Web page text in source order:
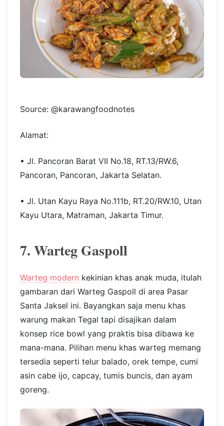
Source: @karawangfoodnotes
Alamat:
• Jl. Pancoran Barat VII No.18, RT.13/RW.6,
Pancoran, Pancoran, Jakarta Selatan.
• Jl. Utan Kayu Raya No.111b, RT.20/RW.10, Utan
Kayu Utara, Matraman, Jakarta Timur.
7. Warteg Gaspoll
Warteg modern kekinian khas anak muda, itulah
gambaran dari Warteg Gaspoll di area Pasar
Santa Jaksel ini. Bayangkan saja menu khas
warung makan Tegal tapi disajikan dalam
konsep rice bowl yang praktis bisa dibawa ke
mana-mana. Pilihan menu khas warteg memang
tersedia seperti telur balado, orek tempe, cumi
asin cabe ijo, capcay, tumis buncis, dan ayam
goreng.